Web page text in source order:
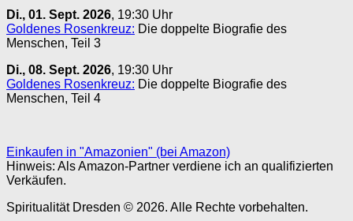
Di., 01. Sept. 2026, 19:30 Uhr
Goldenes Rosenkreuz: Die doppelte Biografie des
Menschen, Teil 3
Di., 08. Sept. 2026, 19:30 Uhr
Goldenes Rosenkreuz: Die doppelte Biografie des
Menschen, Teil 4
Einkaufen in "Amazonien" (bei Amazon)
Hinweis: Als Amazon-Partner verdiene ich an qualifizierten
Verkäufen.
Spiritualität Dresden © 2026. Alle Rechte vorbehalten.